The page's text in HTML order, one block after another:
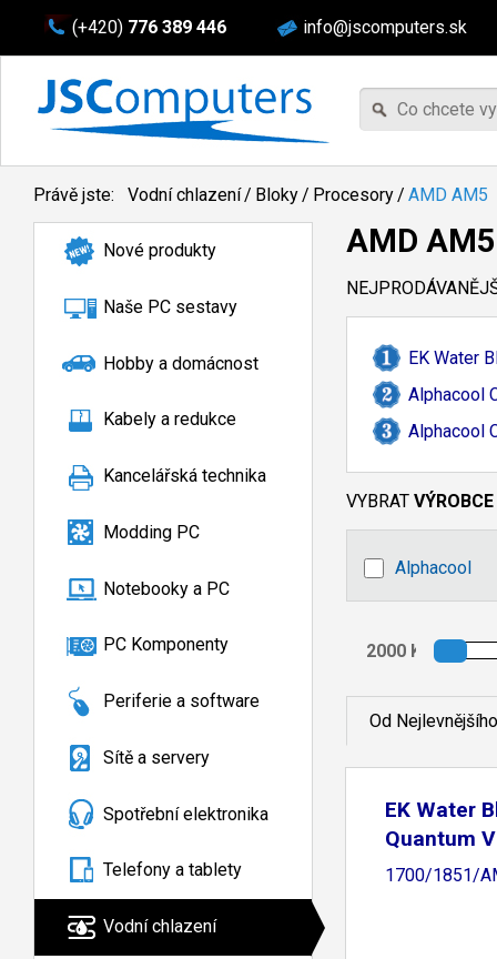
(+420) 776 389 446 info@jscomputers.sk
Právě jste: Vodní chlazení/ Bloky/ Procesory/ AMD AM5
Nové produkty
Naše PC sestavy
Hobby a domácnost
Kabely a redukce
Kancelářská technika
Modding PC
Notebooky a PC
PC Komponenty
Periferie a software
Sítě a servery
Spotřební elektronika
Telefony a tablety
Vodní chlazení
AMD AM5
EK Water
Alphacool
Alphacool
VYBRAT VÝROBCE
Alphacool
Od Nejlevnějšího
EK Water
Quantum
1700/1851/